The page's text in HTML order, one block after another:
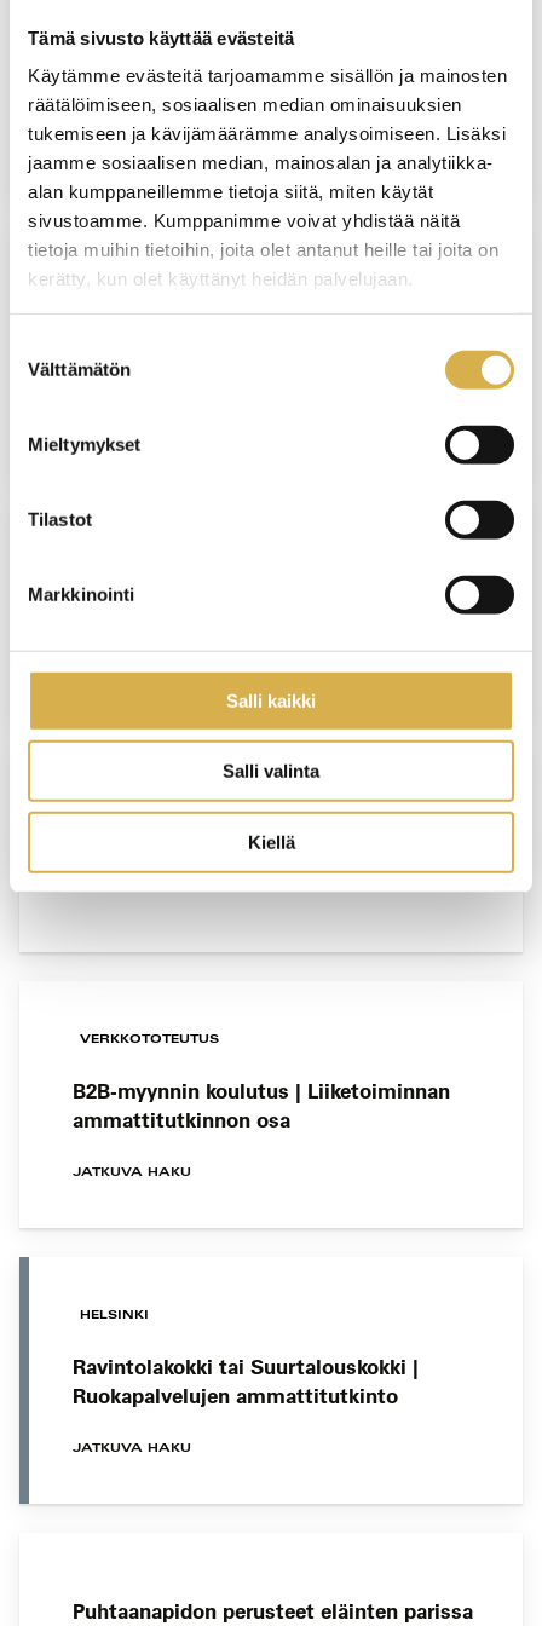
Tämä sivusto käyttää evästeitä
Käytämme evästeitä tarjoamamme sisällön ja mainosten
räätälöimiseen, sosiaalisen median ominaisuuksien
tukemiseen ja kävijämäärämme analysoimiseen. Lisäksi
jaamme sosiaalisen median, mainosalan ja analytiikka-
alan kumppaneillemme tietoja siitä, miten käytät
sivustoamme. Kumppanimme voivat yhdistää näitä
tietoja muihin tietoihin, joita olet antanut heille tai joita on
kerätty, kun olet käyttänyt heidän palvelujaan.
valinta
Välttämätön
Mieltymykset
Tilastot
Markkinointi
Salli kaikki
Salli valinta
Kiellä
Talonrakennusalan
erikoisammattitutkinto
JATKUVA HAKU
VERKKOTOTEUTUS
Liiketoiminnan erikoisammattitutkinto
Nepsytietoa koulujen työyhteisöille
VERKKOTOTEUTUS
B2B-myynnin koulutus | Liiketoiminnan
ammattitutkinnon osa
JATKUVA HAKU
HELSINKI
Ravintolakokki tai Suurtalouskokki |
Ruokapalvelujen ammattitutkinto
JATKUVA HAKU
Puhtaanapidon perusteet eläinten parissa